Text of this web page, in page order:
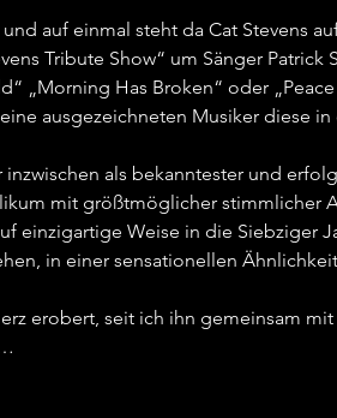
auf einmal steht da Cat Stevens
Tribute Show“ um Sänger Patrick
„Morning Has Broken“ oder
ausgezeichneten Musiker diese
inzwischen als bekanntester und
mit größtmöglicher stimmlicher
einzigartige Weise in die Siebziger
in einer sensationellen
erobert, seit ich ihn gemeinsam